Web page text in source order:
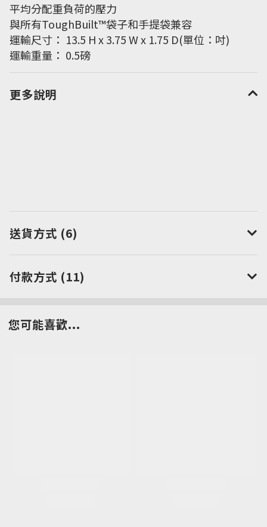
平均分配重負荷的壓力
與所有ToughBuilt™袋子和手提袋兼容
運輸尺寸： 13.5 H x 3.75 W x 1.75 D(單位：吋)
運輸重量： 0.5磅
更多說明
送貨方式 (6)
付款方式 (11)
您可能喜歡...